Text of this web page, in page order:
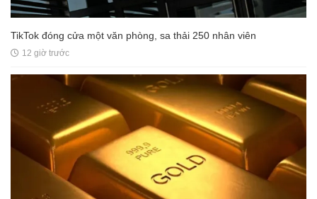
TikTok đóng cửa một văn phòng, sa thải 250 nhân viên
12 giờ trước